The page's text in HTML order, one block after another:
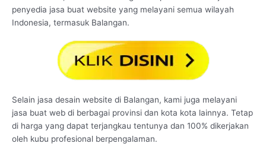
penyedia jasa buat website yang melayani semua wilayah
Indonesia, termasuk Balangan.
Selain jasa desain website di Balangan, kami juga melayani
jasa buat web di berbagai provinsi dan kota kota lainnya. Tetap
di harga yang dapat terjangkau tentunya dan 100% dikerjakan
oleh kubu profesional berpengalaman.